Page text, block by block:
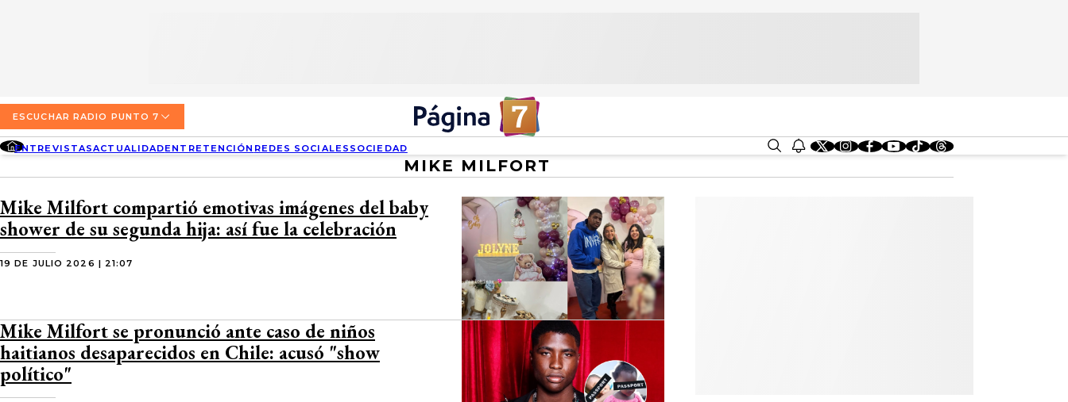
ACTUALIDAD
ENTRETENCIÓN
SOCIEDAD
CONCEPCIÓN
TEMUCO
VALDIVIA
PUERTO MONTT
QUIÉNES SOMOS
DIRECCIONES
CONTACTO COMERCIAL
TARIFAS POLÍTICAS PÁGINA 7
TARIFAS POLÍTICAS RADIO PUNTO 7
POLÍTICA DE PRIVACIDAD
ESCUCHAR RADIO PUNTO 7
ENTREVISTASACTUALIDADENTRETENCIÓN REDES SOCIALES SOCIEDAD
MIKE MILFORT
Mike Milfort compartió emotivas imágenes del baby
shower de su segunda hija: así fue la celebración
19 DE JULIO 2026 | 21:07
Mike Milfort se pronunció ante caso de niños
haitianos desaparecidos en Chile: acusó "show
político"